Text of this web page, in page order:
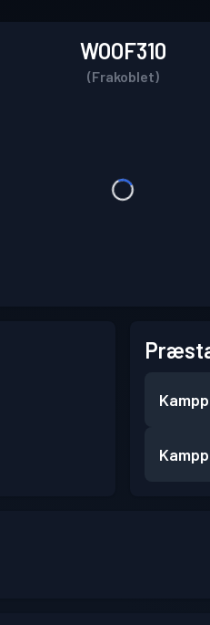
WOOF310
(Frakoblet)